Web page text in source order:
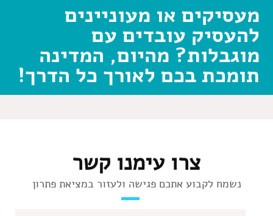
מעסיקים או מעוניינים
להעסיק עובדים עם
מוגבלות? מהיום, המדינה
תומכת בכם לאורך כל הדרך!
צרו עימנו קשר
נשמח לקבוע אתכם פגישה ולעזור במציאת פתרון